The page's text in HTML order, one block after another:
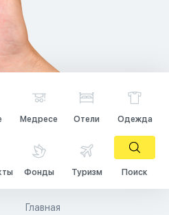
Медресе Отели Одежда
Фонды Туризм Поиск
Главная